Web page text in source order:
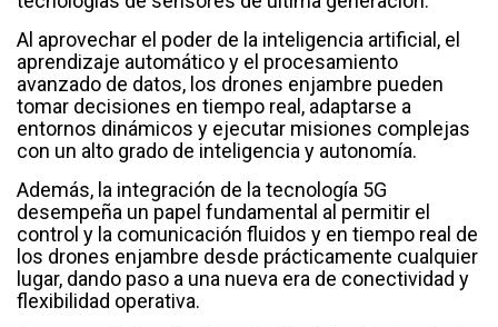
Al aprovechar el poder de la inteligencia artificial, el
aprendizaje automático y el procesamiento
avanzado de datos, los drones enjambre pueden
tomar decisiones en tiempo real, adaptarse a
entornos dinámicos y ejecutar misiones complejas
con un alto grado de inteligencia y autonomía.
Además, la integración de la tecnología 5G
desempeña un papel fundamental al permitir el
control y la comunicación fluidos y en tiempo real de
los drones enjambre desde prácticamente cualquier
lugar, dando paso a una nueva era de conectividad y
flexibilidad operativa.